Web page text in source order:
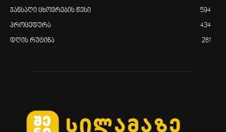
ჯანსაღი ცხოვრების წესი 594
პროცედურა 434
დღის რუტინა 281